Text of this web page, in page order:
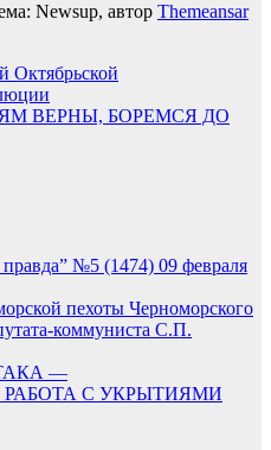
Newsup, автор Themeansar
Октябрьской
ВЕРНЫ, БОРЕМСЯ ДО
правда” №5 (1474) 09 февраля
пехоты Черноморского
коммуниста С.П.
—
С УКРЫТИЯМИ